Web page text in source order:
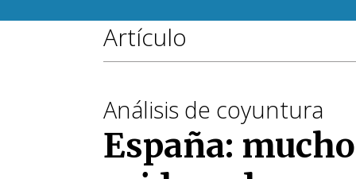
Artículo
Análisis de coyuntura
España: mucho